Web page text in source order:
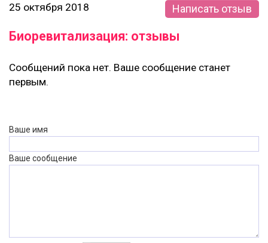
25 октября 2018 Написать отзыв
Биоревитализация: отзывы
Сообщений пока нет. Ваше сообщение станет
первым.
Ваше имя
Ваше сообщение